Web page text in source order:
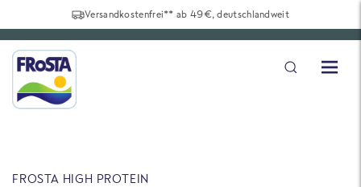
Versandkostenfrei** ab 49€, deutschlandweit
FROSTA HIGH PROTEIN